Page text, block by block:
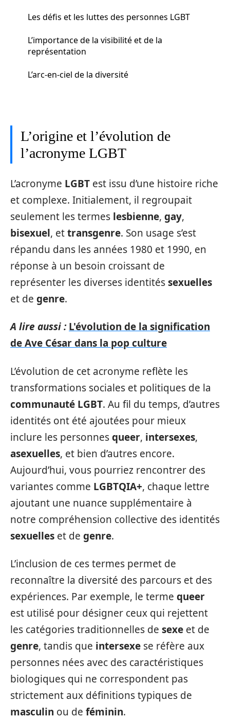
Les défis et les luttes des personnes LGBT
L’importance de la visibilité et de la
représentation
L’arc-en-ciel de la diversité
L’origine et l’évolution de
l’acronyme LGBT
L’acronyme LGBT est issu d’une histoire riche
et complexe. Initialement, il regroupait
seulement les termes lesbienne, gay,
bisexuel, ettransgenre. Son usage s’est
répandu dans les années 1980 et 1990, en
réponse à un besoin croissant de
représenter les diverses identitéssexuelles
et de genre.
A lire aussi : L'évolution de la signification
de Ave César dans la pop culture
L’évolution de cet acronyme reflète les
transformations sociales et politiques de la
communauté LGBT. Au fil du temps, d’autres
identités ont été ajoutées pour mieux
inclure les personnesqueer, intersexes,
asexuelles, et bien d’autres encore.
Aujourd’hui, vous pourriez rencontrer des
variantes comme LGBTQIA+, chaque lettre
ajoutant une nuance supplémentaire à
notre compréhension collective des identités
sexuelles et de genre.
L’inclusion de ces termes permet de
reconnaître la diversité des parcours et des
expériences. Par exemple, le terme queer
est utilisé pour désigner ceux qui rejettent
les catégories traditionnelles de sexe et de
genre, tandis que intersexe se réfère aux
personnes nées avec des caractéristiques
biologiques qui ne correspondent pas
strictement aux définitions typiques de
masculin ou de féminin.